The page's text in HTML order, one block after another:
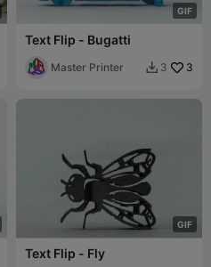
GIF
Text Flip - Bugatti
Master Printer  3 3
GIF
Text Flip - Fly